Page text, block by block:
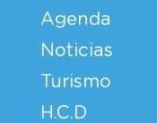
Agenda
Noticias
Turismo
H.C.D